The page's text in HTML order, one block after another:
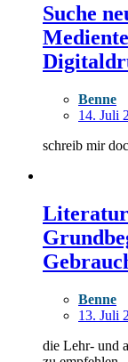
Suche
Benne
14. Juli
schreib mir
Benne
13. Juli
die Lehr- und